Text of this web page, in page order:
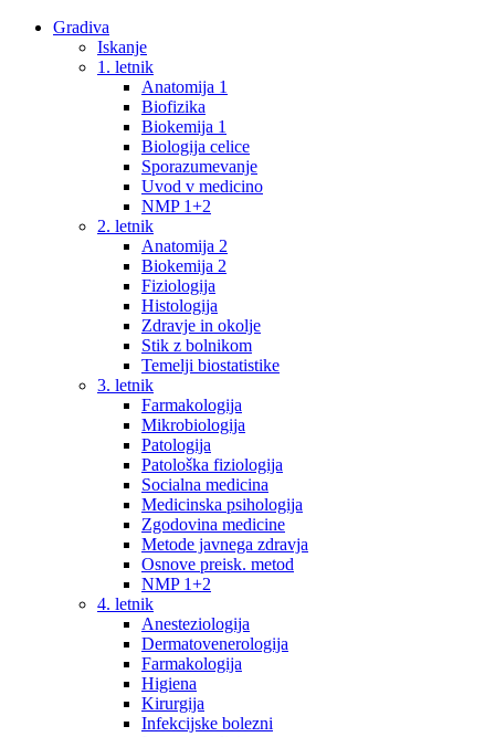
Gradiva
Iskanje
1. letnik
Anatomija 1
Biofizika
Biokemija 1
Biologija celice
Sporazumevanje
Uvod v medicino
NMP 1+2
2. letnik
Anatomija 2
Biokemija 2
Fiziologija
Histologija
Zdravje in okolje
Stik z bolnikom
Temelji biostatistike
3. letnik
Farmakologija
Mikrobiologija
Patologija
Patološka fiziologija
Socialna medicina
Medicinska psihologija
Zgodovina medicine
Metode javnega zdravja
Osnove preisk. metod
NMP 1+2
4. letnik
Anesteziologija
Dermatovenerologija
Farmakologija
Higiena
Kirurgija
Infekcijske bolezni